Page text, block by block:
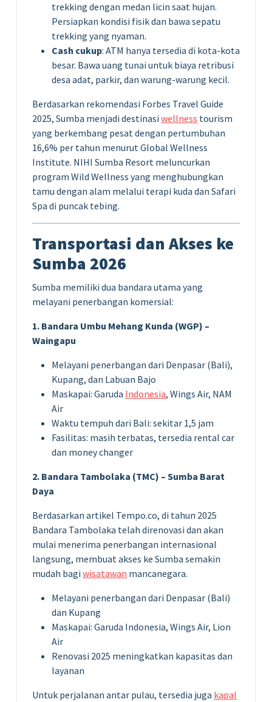
trekking dengan medan licin saat hujan.
Persiapkan kondisi fisik dan bawa sepatu
trekking yang nyaman.
Cash cukup: ATM hanya tersedia di kota-kota
besar. Bawa uang tunai untuk biaya retribusi
desa adat, parkir, dan warung-warung kecil.
Berdasarkan rekomendasi Forbes Travel Guide
2025, Sumba menjadi destinasi wellness tourism
yang berkembang pesat dengan pertumbuhan
16,6% per tahun menurut Global Wellness
Institute. NIHI Sumba Resort meluncurkan
program Wild Wellness yang menghubungkan
tamu dengan alam melalui terapi kuda dan Safari
Spa di puncak tebing.
Transportasi dan Akses ke
Sumba 2026
Sumba memiliki dua bandara utama yang
melayani penerbangan komersial:
1. Bandara Umbu Mehang Kunda (WGP) –
Waingapu
Melayani penerbangan dari Denpasar (Bali),
Kupang, dan Labuan Bajo
Maskapai: Garuda Indonesia, Wings Air, NAM
Air
Waktu tempuh dari Bali: sekitar 1,5 jam
Fasilitas: masih terbatas, tersedia rental car
dan money changer
2. Bandara Tambolaka (TMC) – Sumba Barat
Daya
Berdasarkan artikel Tempo.co, di tahun 2025
Bandara Tambolaka telah direnovasi dan akan
mulai menerima penerbangan internasional
langsung, membuat akses ke Sumba semakin
mudah bagi wisatawan mancanegara.
Melayani penerbangan dari Denpasar (Bali)
dan Kupang
Maskapai: Garuda Indonesia, Wings Air, Lion
Air
Renovasi 2025 meningkatkan kapasitas dan
layanan
Untuk perjalanan antar pulau, tersedia juga kapal